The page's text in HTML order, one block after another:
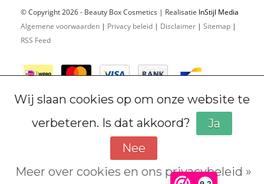
© Copyright 2026 - Beauty Box Cosmetics | Realisatie InStijl Media
Algemene voorwaarden | Privacy beleid | Disclaimer | Sitemap |
RSS Feed
Wij slaan cookies op om onze website te
verbeteren. Is dat akkoord?
Ja
Nee
Meer over cookies en ons privacybeleid »